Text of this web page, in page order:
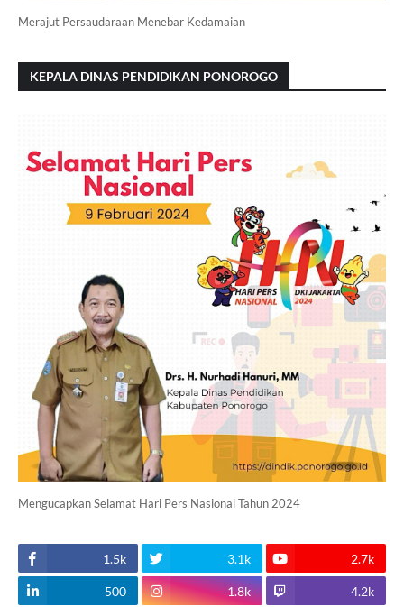
Merajut Persaudaraan Menebar Kedamaian
KEPALA DINAS PENDIDIKAN PONOROGO
Mengucapkan Selamat Hari Pers Nasional Tahun 2024
1.5k 3.1k 2.7k
500 1.8k 4.2k